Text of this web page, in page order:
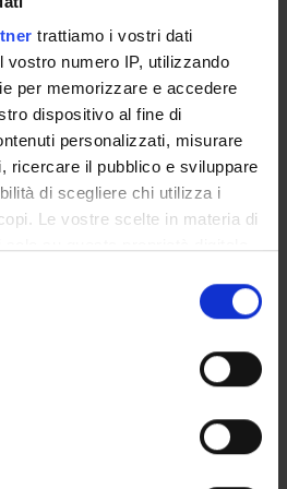
trattiamo i vostri dati
vostro numero IP, utilizzando
per memorizzare e accedere
dispositivo al fine di
personalizzati, misurare
ricercare il pubblico e sviluppare
di scegliere chi utilizza i
Le vostre scelte in materia di
consenso in qualsiasi
sui cookie o facendo clic
sulla tua posizione
di qualche
parziale
03/2026;
05/2026;